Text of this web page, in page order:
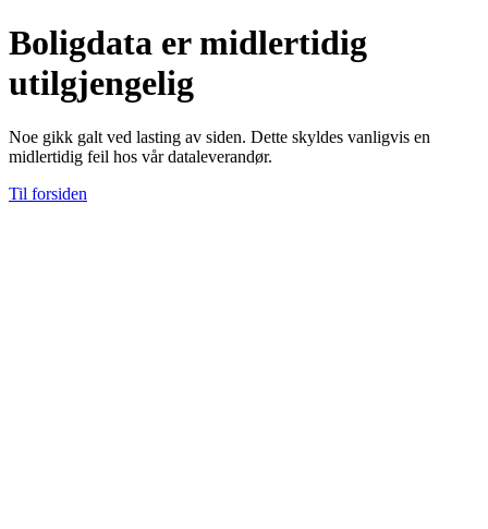
Boligdata er midlertidig
utilgjengelig
Noe gikk galt ved lasting av siden. Dette skyldes vanligvis en
midlertidig feil hos vår dataleverandør.
Til forsiden